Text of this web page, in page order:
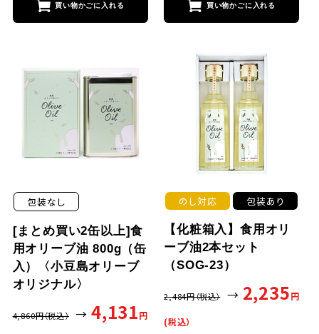
包装なし
[まとめ買い2缶以上]食
用オリーブ油 800g（缶
入）〈小豆島オリーブ
オリジナル〉
4,860円（税込） → 4,131円
のし対応 包装あり
【化粧箱入】食用オリ
ーブ油2本セット
（SOG-23）
2,484円（税込） → 2,235円
(税込）